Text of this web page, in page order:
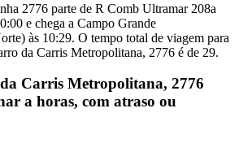
2776 parte de R Comb Ultramar 208a
e chega a Campo Grande
às 10:29. O tempo total de viagem para
da Carris Metropolitana, 2776 é de 29.
Carris Metropolitana, 2776
a horas, com atraso ou